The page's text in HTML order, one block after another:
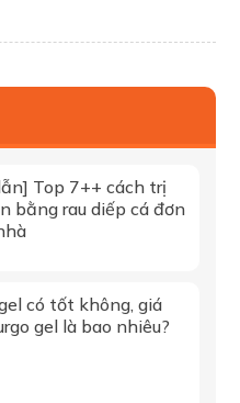
Top 7++ cách trị
bằng rau diếp cá đơn
có tốt không, giá
gel là bao nhiêu?